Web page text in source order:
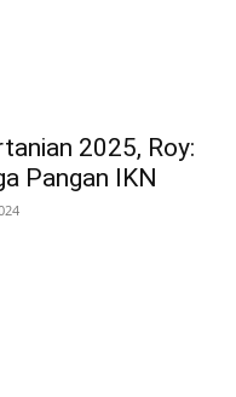
2025, Roy:
Pangan IKN